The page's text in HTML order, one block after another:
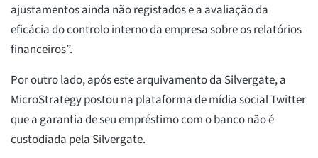
ajustamentos ainda não registados e a avaliação da
eficácia do controlo interno da empresa sobre os relatórios
financeiros”.
Por outro lado, após este arquivamento da Silvergate, a
MicroStrategy postou na plataforma de mídia social Twitter
que a garantia de seu empréstimo com o banco não é
custodiada pela Silvergate.